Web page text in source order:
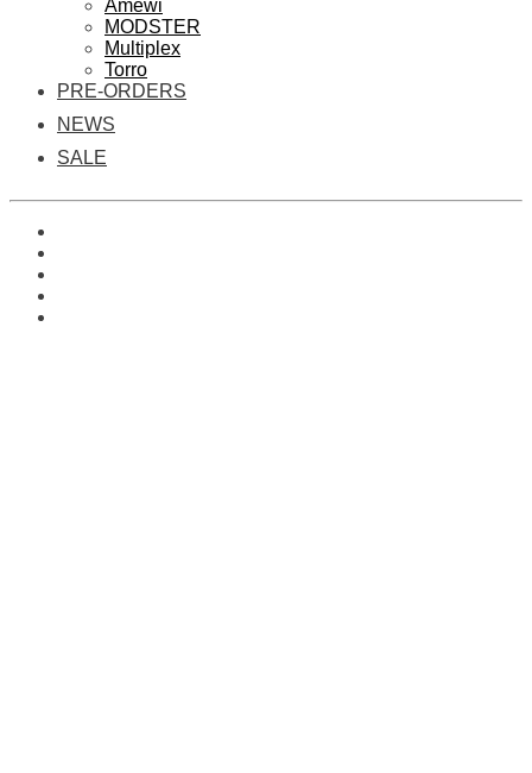
Amewi
MODSTER
Multiplex
Torro
PRE-ORDERS
NEWS
SALE